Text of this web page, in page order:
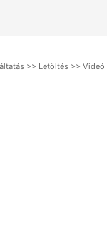
>> Letöltés>> Videó